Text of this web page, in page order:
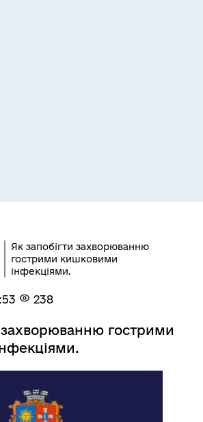
Як запобігти захворюванню
гострими кишковими
інфекціями.
238
захворюванню гострими